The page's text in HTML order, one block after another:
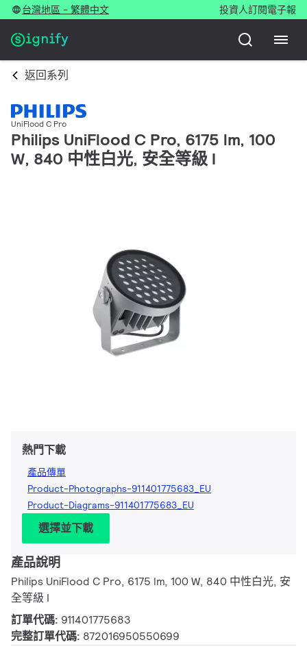
台灣地區 - 繁體中文 投資人訂閱電子報
返回系列
UniFlood C Pro
Philips UniFlood C Pro, 6175 lm, 100
W, 840 中性白光, 安全等級 I
熱門下載
產品傳單
Product-Photographs-911401775683_EU
Product-Diagrams-911401775683_EU
選擇並下載
產品說明
Philips UniFlood C Pro, 6175 lm, 100 W, 840 中性白光, 安
全等級 I
訂單代碼: 911401775683
完整訂單代碼: 872016950550699